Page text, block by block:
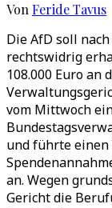
Von Feride Tavus
Die AfD soll
rechtswidrig
108.000 Euro an
vom Mittwoch
und führte einen
an. Wegen
Gericht die